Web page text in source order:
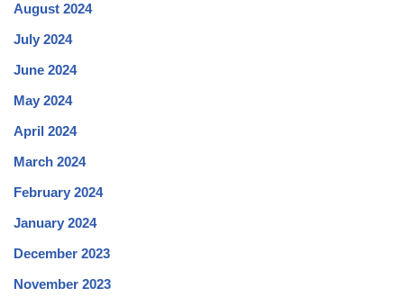
August 2024
July 2024
June 2024
May 2024
April 2024
March 2024
February 2024
January 2024
December 2023
November 2023